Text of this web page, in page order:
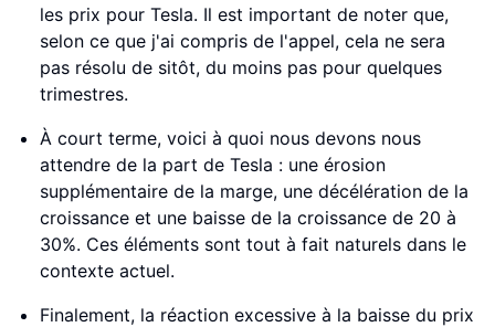
les prix pour Tesla. Il est important de noter que,
selon ce que j'ai compris de l'appel, cela ne sera
pas résolu de sitôt, du moins pas pour quelques
trimestres.
À court terme, voici à quoi nous devons nous
attendre de la part de Tesla : une érosion
supplémentaire de la marge, une décélération de la
croissance et une baisse de la croissance de 20 à
30%. Ces éléments sont tout à fait naturels dans le
contexte actuel.
Finalement, la réaction excessive à la baisse du prix